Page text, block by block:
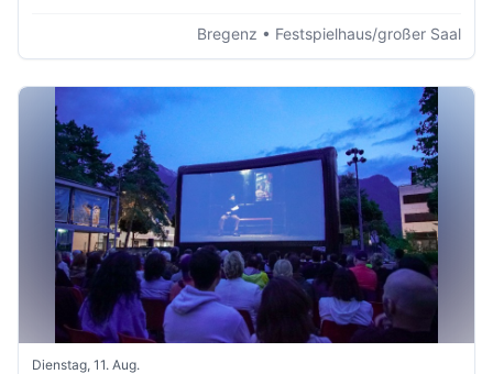
Bregenz • Festspielhaus/großer Saal
Dienstag, 11. Aug.